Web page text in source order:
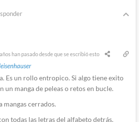
han pasado desde que se escribió esto
Es un rollo entropico. Si algo tiene exito
un manga de peleas o retos en bucle.
mangas cerrados.
todas las letras del alfabeto detrás.